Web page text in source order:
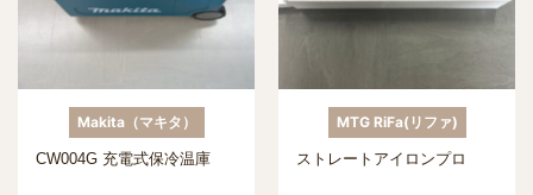
Makita（マキタ）
CW004G 充電式保冷温庫
MTG RiFa(リファ)
ストレートアイロンプロ